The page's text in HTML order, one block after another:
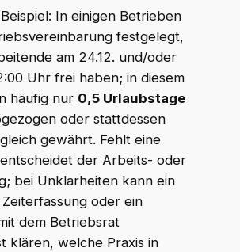
In einigen Betrieben
festgelegt,
am 24.12. und/oder
Uhr frei haben; in diesem
häufig nur 0,5 Urlaubstage
oder stattdessen
gewährt. Fehlt eine
der Arbeits- oder
bei Unklarheiten kann ein
oder ein
dem Betriebsrat
klären, welche Praxis in